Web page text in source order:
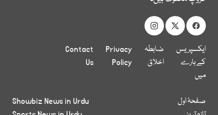
ایکسپریس
کے بارے
میں
ضابطہ
اخلاق
Privacy
Policy
Contact
Us
صفحۂ اول
Showbiz News in Urdu